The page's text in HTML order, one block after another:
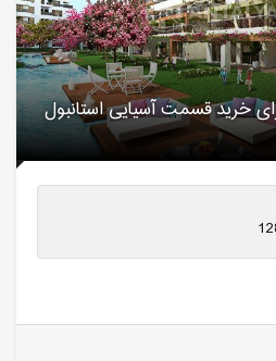
خرید قسمت آسیایی استانبول